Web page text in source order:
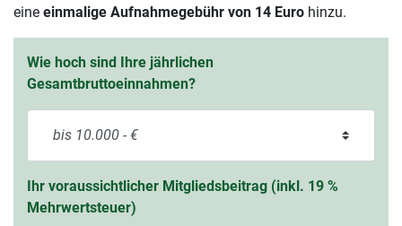
eine einmalige Aufnahmegebühr von 14 Euro hinzu.
Wie hoch sind Ihre jährlichen
Gesamtbruttoeinnahmen?
Ihr voraussichtlicher Mitgliedsbeitrag (inkl. 19 %
Mehrwertsteuer)